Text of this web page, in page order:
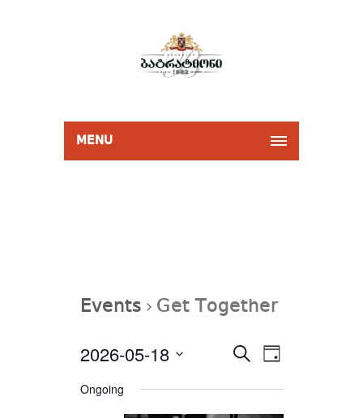
MENU
Events Get Together
Events
Search
and
Navigation
SEARCHEvent
Views
DAY
2026-05-18
Select
Ongoing